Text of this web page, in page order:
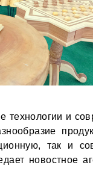
технологии и
так и
новостное